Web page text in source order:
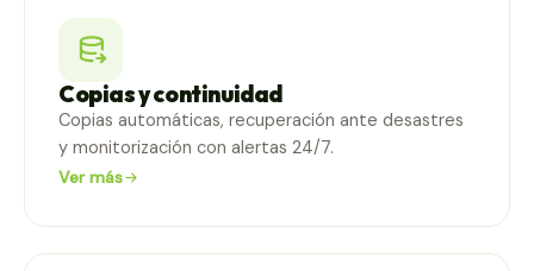
Copias y continuidad
Copias automáticas, recuperación ante desastres
y monitorización con alertas 24/7.
Ver más